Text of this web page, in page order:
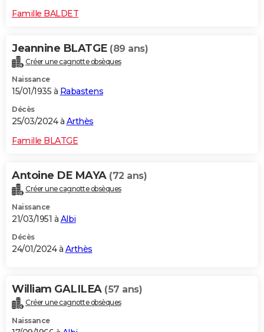
Famille BALDET
Jeannine BLATGE (89 ans)
Créer une cagnotte obsèques
Naissance
15/01/1935 à Rabastens
Décès
25/03/2024 à Arthès
Famille BLATGE
Antoine DE MAYA (72 ans)
Créer une cagnotte obsèques
Naissance
21/03/1951 à Albi
Décès
24/01/2024 à Arthès
William GALILEA (57 ans)
Créer une cagnotte obsèques
Naissance